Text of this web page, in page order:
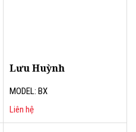
Lưu Huỳnh
MODEL: BX
Liên hệ